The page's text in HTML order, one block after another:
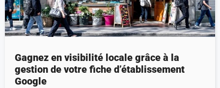
Gagnez en visibilité locale grâce à la
gestion de votre fiche d’établissement
Google